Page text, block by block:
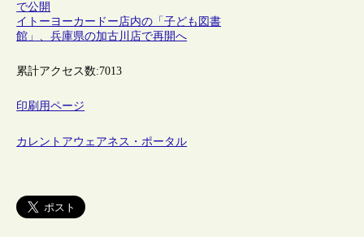
で公開
イトーヨーカードー店内の「子ども図書
館」、兵庫県の加古川店で再開へ
累計アクセス数:7013
印刷用ページ
カレントアウェアネス・ポータル